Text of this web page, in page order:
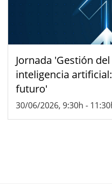
Jornada 'Gestión
inteligencia
futuro'
30/06/2026, 9:30h -